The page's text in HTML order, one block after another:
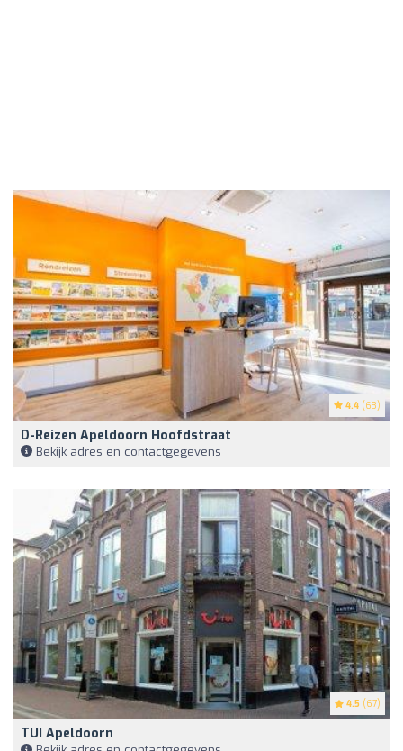
4.4 (63)
D-Reizen Apeldoorn Hoofdstraat
Bekijk adres en contactgegevens
4.5 (67)
TUI Apeldoorn